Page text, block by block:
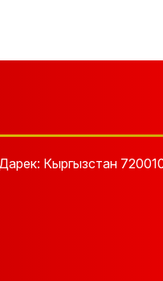
Дарек: Кыргызстан